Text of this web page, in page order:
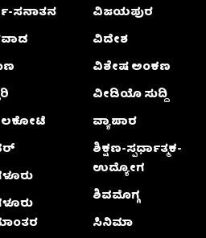
ಸನಾತನ
ವಿಜಯಪುರ
ವಿದೇಶ
ವಿಶೇಷ ಅಂಕಣ
ವೀಡಿಯೊ ಸುದ್ದಿ
ವ್ಯಾಪಾರ
ಶಿಕ್ಷಣ-ಸ್ಪರ್ಧಾತ್ಮಕ-
ಉದ್ಯೋಗ
ಶಿವಮೊಗ್ಗ
ಸಿನಿಮಾ